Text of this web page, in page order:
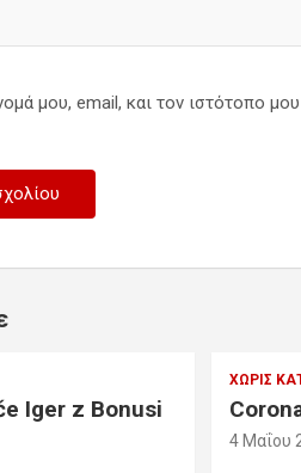
μου, email, και τον ιστότοπο
Iger z Bonusi
ΧΩΡΊΣ
4 Μαΐου